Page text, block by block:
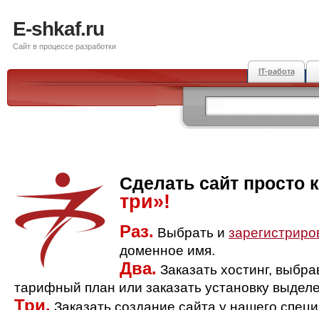
E-shkaf.ru
Сайт в процессе разработки
IT-работа
Сделать сайт просто
три»!
Раз. Выбрать и
доменное имя.
Два. Заказать хостинг,
тарифный план или заказать установку
Три. Заказать создание сайта у нашего